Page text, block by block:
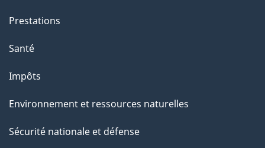
Prestations
Santé
Impôts
Environnement et ressources naturelles
Sécurité nationale et défense